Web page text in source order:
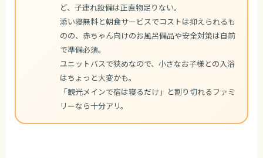
ど、子連れ設備は正直物足りない。
添い寝無料と朝食サービスでコストは抑えられるも
のの、赤ちゃん向けのお風呂備品や安全対策は自前
で準備必須。
ユニットバスで狭めなので、小さなお子様との入浴
はちょっと大変かも。
「観光メインで宿は寝るだけ」と割り切れるファミ
リーなら十分アリ。